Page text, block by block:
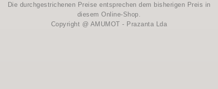
Die durchgestrichenen Preise entsprechen dem bisherigen Preis in
diesem Online-Shop.
Copyright @ AMUMOT - Prazanta Lda